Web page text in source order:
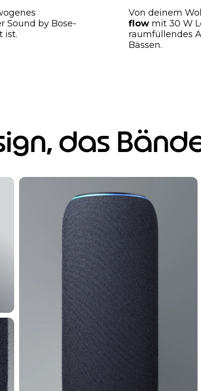
Sound by Bose-
ist.
Von deinem
flowmit 30 W
raumfüllendes
Bässen.
das